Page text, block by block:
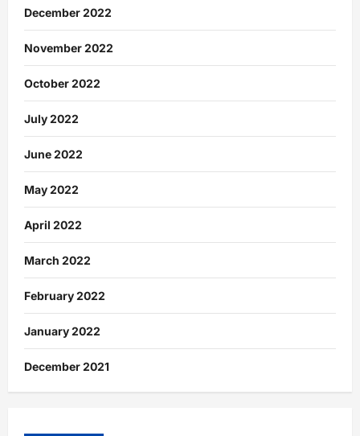
December 2022
November 2022
October 2022
July 2022
June 2022
May 2022
April 2022
March 2022
February 2022
January 2022
December 2021